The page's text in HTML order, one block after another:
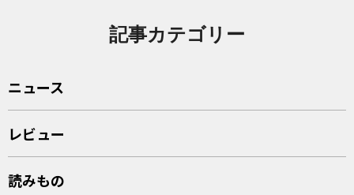
記事カテゴリー
ニュース
レビュー
読みもの